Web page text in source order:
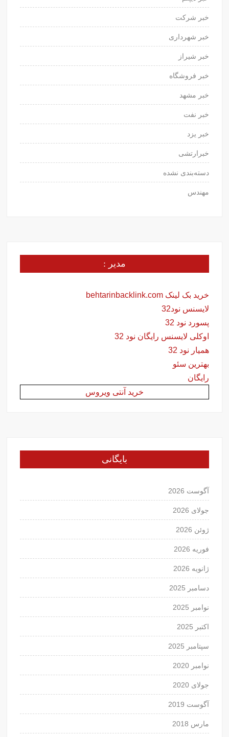
خبر شرکت
خبر شهرداری
خبر شیراز
خبر فروشگاه
خبر مشهد
خبر نفت
خبر یزد
خبرارتشی
دسته‌بندی نشده
مهندس
مدیر :
خرید بک لینک behtarinbacklink.com
لایسنس نود32
پسورد نود 32
اوکلی لایسنس رایگان نود 32
همیار نود 32
بهترین سئو
رایگان
خرید آنتی ویروس
بایگانی
آگوست 2026
جولای 2026
ژوئن 2026
فوریه 2026
ژانویه 2026
دسامبر 2025
نوامبر 2025
اکتبر 2025
سپتامبر 2025
نوامبر 2020
جولای 2020
آگوست 2019
مارس 2018